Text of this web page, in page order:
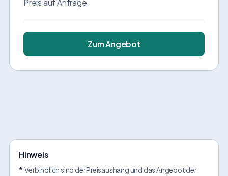
Preis auf Anfrage
Zum Angebot
Hinweis
* Verbindlich sind der Preisaushang und das Angebot der